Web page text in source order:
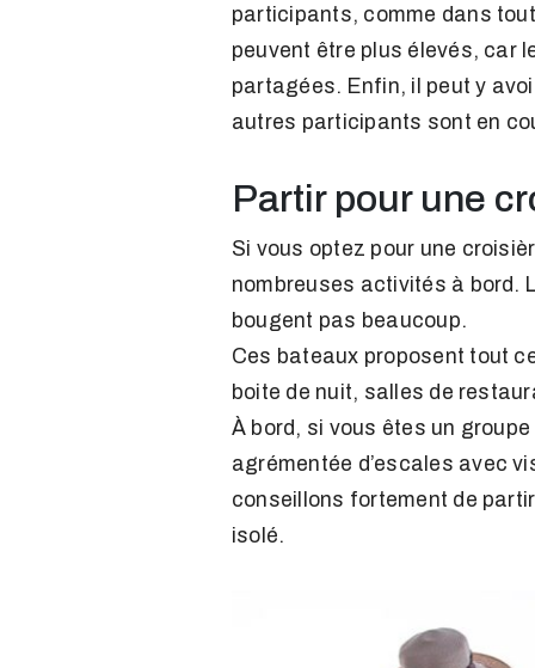
participants, comme dans
peuvent être plus élevés, car
partagées. Enfin, il peut y
autres participants sont en
Partir pour une
Si vous optez pour une
nombreuses activités à bord.
bougent pas beaucoup.
Ces bateaux proposent tout
boite de nuit, salles de
À bord, si vous êtes un
agrémentée d’escales avec
conseillons fortement de
isolé.